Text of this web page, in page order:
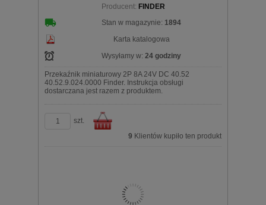
Producent: FINDER
Stan w magazynie: 1894
Karta katalogowa
Wysyłamy w: 24 godziny
Przekaźnik miniaturowy 2P 8A 24V DC 40.52
40.52.9.024.0000 Finder. Instrukcja obsługi
dostarczana jest razem z produktem.
szt.
9 Klientów kupiło ten produkt